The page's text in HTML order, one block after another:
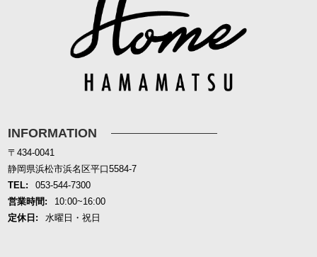
INFORMATION
〒434-0041
静岡県浜松市浜名区平口5584-7
TEL:
053-544-7300
営業時間:
10:00~16:00
定休日:
水曜日・祝日